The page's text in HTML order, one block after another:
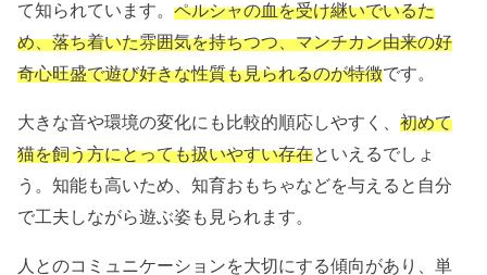
て知られています。ペルシャの血を受け継いでいるた
め、落ち着いた雰囲気を持ちつつ、マンチカン由来の好
奇心旺盛で遊び好きな性質も見られるのが特徴です。
大きな音や環境の変化にも比較的順応しやすく、初めて
猫を飼う方にとっても扱いやすい存在といえるでしょ
う。知能も高いため、知育おもちゃなどを与えると自分
で工夫しながら遊ぶ姿も見られます。
人とのコミュニケーションを大切にする傾向があり、単